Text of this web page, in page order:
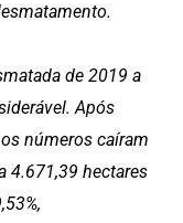
de 2019 a
Após
números caíram
4.671,39 hectares